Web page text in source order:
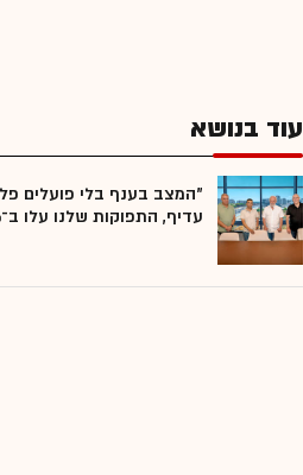
עוד בנושא
"המצב בענף בלי פועלים
עדיף, התפוקות שלנו עלו ב־30%"